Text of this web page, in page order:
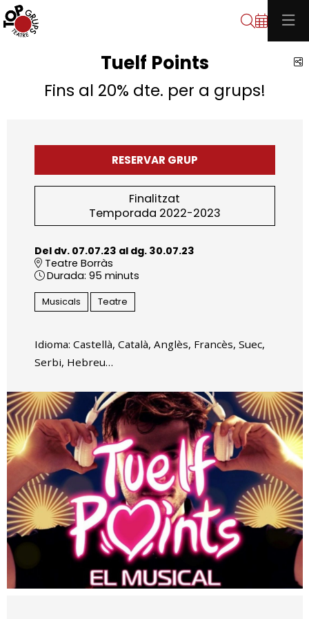
Cerca
Tuelf Points
Fins al 20% dte. per a grups!
RESERVAR GRUP
Finalitzat
Temporada 2022-2023
Del dv. 07.07.23 al dg. 30.07.23
Teatre Borràs
Durada: 95 minuts
Musicals Teatre
Idioma: Castellà, Català, Anglès, Francès, Suec,
Serbi, Hebreu…